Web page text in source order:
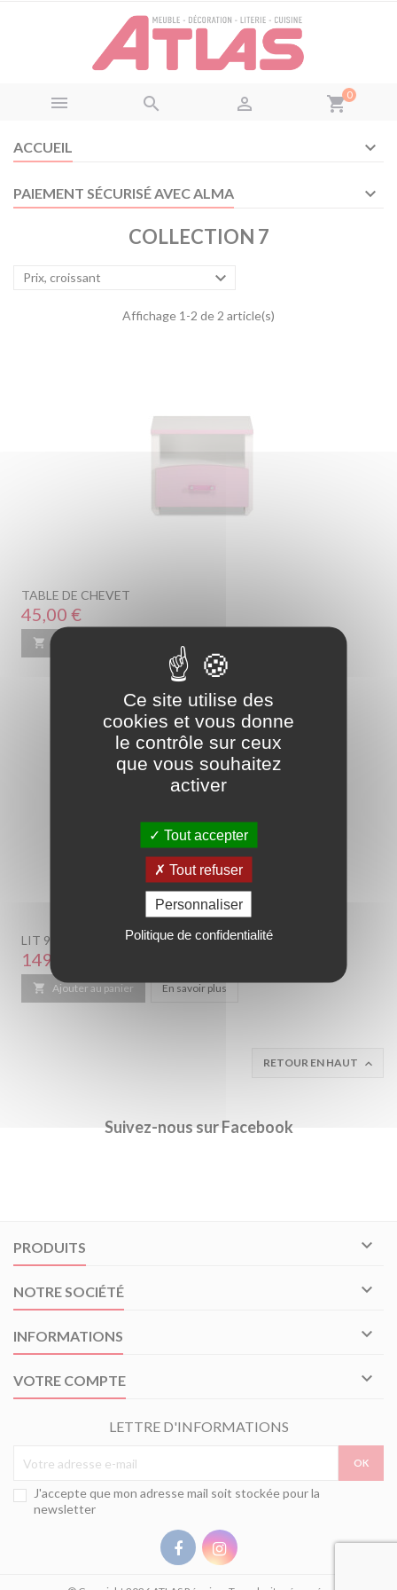
   shopping_cart0
ACCUEIL
PAIEMENT SÉCURISÉ AVEC ALMA
COLLECTION 7
Prix, croissant 
Affichage 1-2 de 2 article(s)
TABLE DE CHEVET
Prix
45,00 €
 En savoir plus
LIT 90 X 200 CM COLORIS BLANC ET ROSE.
Prix
149,00 €
 Ajouter au panier En savoir plus
RETOUR EN HAUT 
Suivez-nous sur Facebook
PRODUITS 
NOTRE SOCIÉTÉ 
INFORMATIONS 
VOTRE COMPTE 
LETTRE D'INFORMATIONS
J'accepte que mon adresse mail soit stockée pour la
newsletter
Ce site utilise des
cookies et vous donne
le contrôle sur ceux
que vous souhaitez
activer
Tout accepter
Tout refuser
Personnaliser
Politique de confidentialité